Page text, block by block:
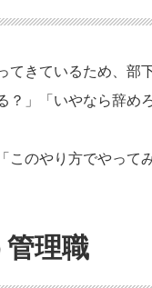
てきているため、部
」「いやなら辞めろ
このやり方でやって
管理職